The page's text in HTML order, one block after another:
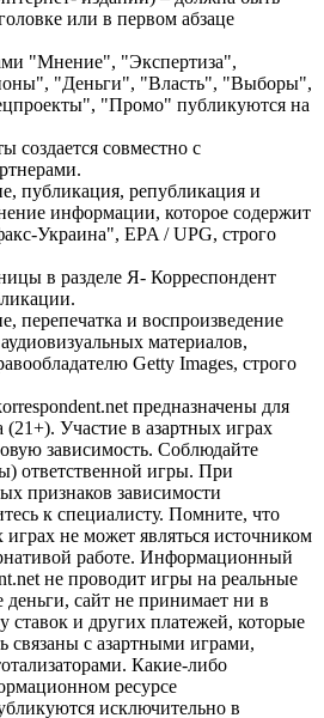
или в первом абзаце
"Мнение", "Экспертиза",
"Деньги", "Власть", "Выборы",
"Промо" публикуются на
создается совместно с
публикация, републикация и
информации, которое содержит
Украина", EPA / UPG, строго
в разделе Я- Корреспондент
перепечатка и воспроизведение
материалов,
Getty Images, строго
предназначены для
(21+). Участие в азартных играх
зависимость. Соблюдайте
ответственной игры. При
признаков зависимости
к специалисту. Помните, что
играх не может являться источником
работе. Информационный
не проводит игры на реальные
сайт не принимает ни в
ставок и других платежей, которые
связаны с азартными играми,
Какие-либо
ресурсе
исключительно в